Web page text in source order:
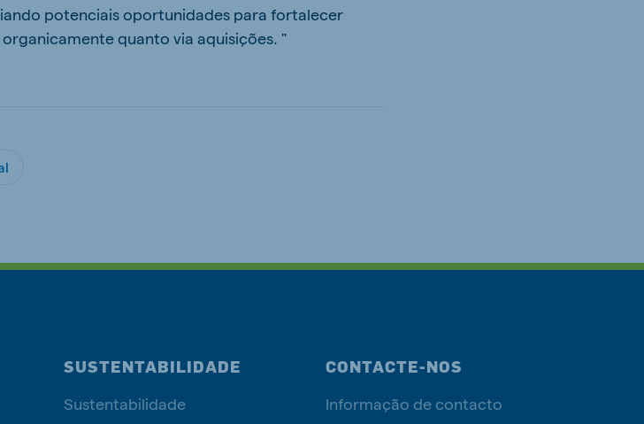
potenciais oportunidades para fortalecer
quanto via aquisições. "
SUSTENTABILIDADE
Sustentabilidade
CONTACTE-NOS
Informação de contacto